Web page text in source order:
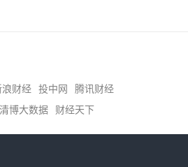
浪财经 投中网
腾讯财经
清博大数据 财经天下